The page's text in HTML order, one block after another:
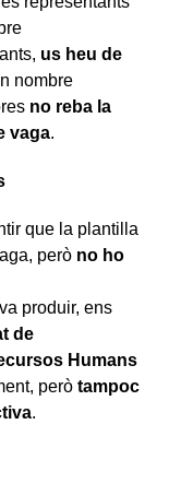
us heu de
nombre
no reba la
vaga.
que la plantilla
però no ho
produir, ens
de
Humans
però tampoc
.